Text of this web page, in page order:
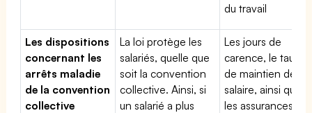
du travail
Les dispositions
concernant les
arrêts maladie
de la convention
collective
La loi protège les
salariés, quelle que
soit la convention
collective. Ainsi, si
un salarié a plus
Les jours de
carence, le taux
de maintien de
salaire, ainsi que
les assurances